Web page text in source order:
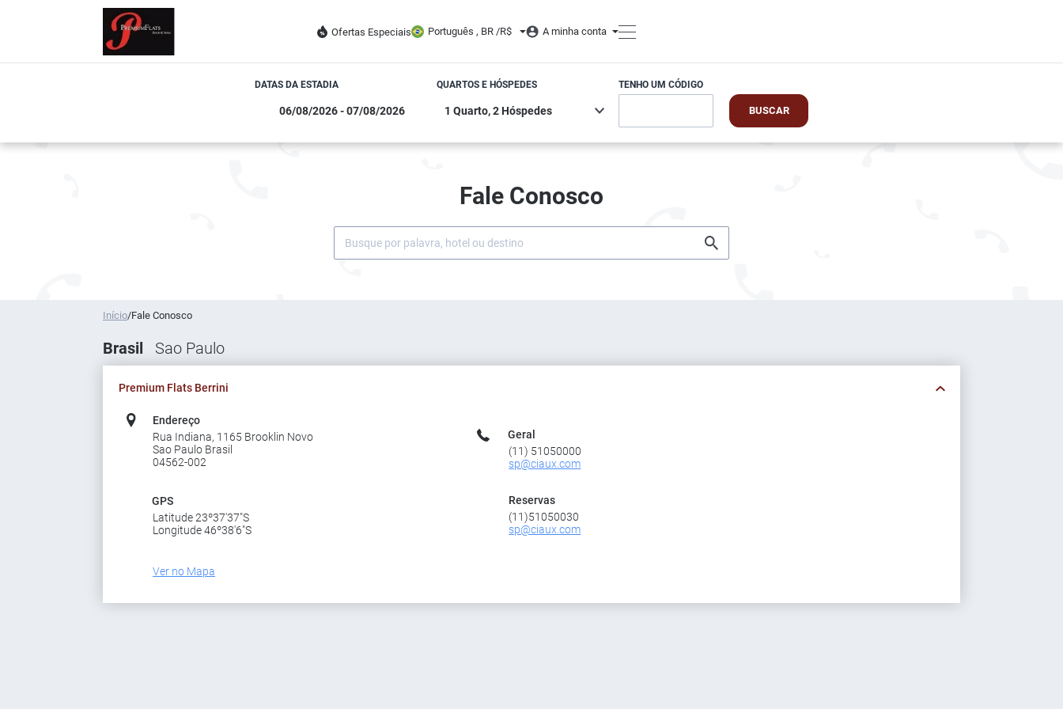
Ofertas Especiais Português , BR /R$ A minha conta
DATAS DA ESTADIA QUARTOS E HÓSPEDES TENHO UM CÓDIGO
BUSCAR
Fale Conosco
Início/Fale Conosco
Brasil Sao Paulo
Premium Flats Berrini
Endereço
Rua Indiana, 1165 Brooklin Novo
Sao Paulo Brasil
04562-002
GPS
Latitude 23º37'37"S
Longitude 46º38'6"S
Ver no Mapa
Geral
(11) 51050000
sp@ciaux.com
Reservas
(11)51050030
sp@ciaux.com